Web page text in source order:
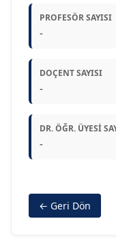
PROFESÖR SAYISI
-
DOÇENT SAYISI
-
DR. ÖĞR. ÜYESI
-
← Geri Dön